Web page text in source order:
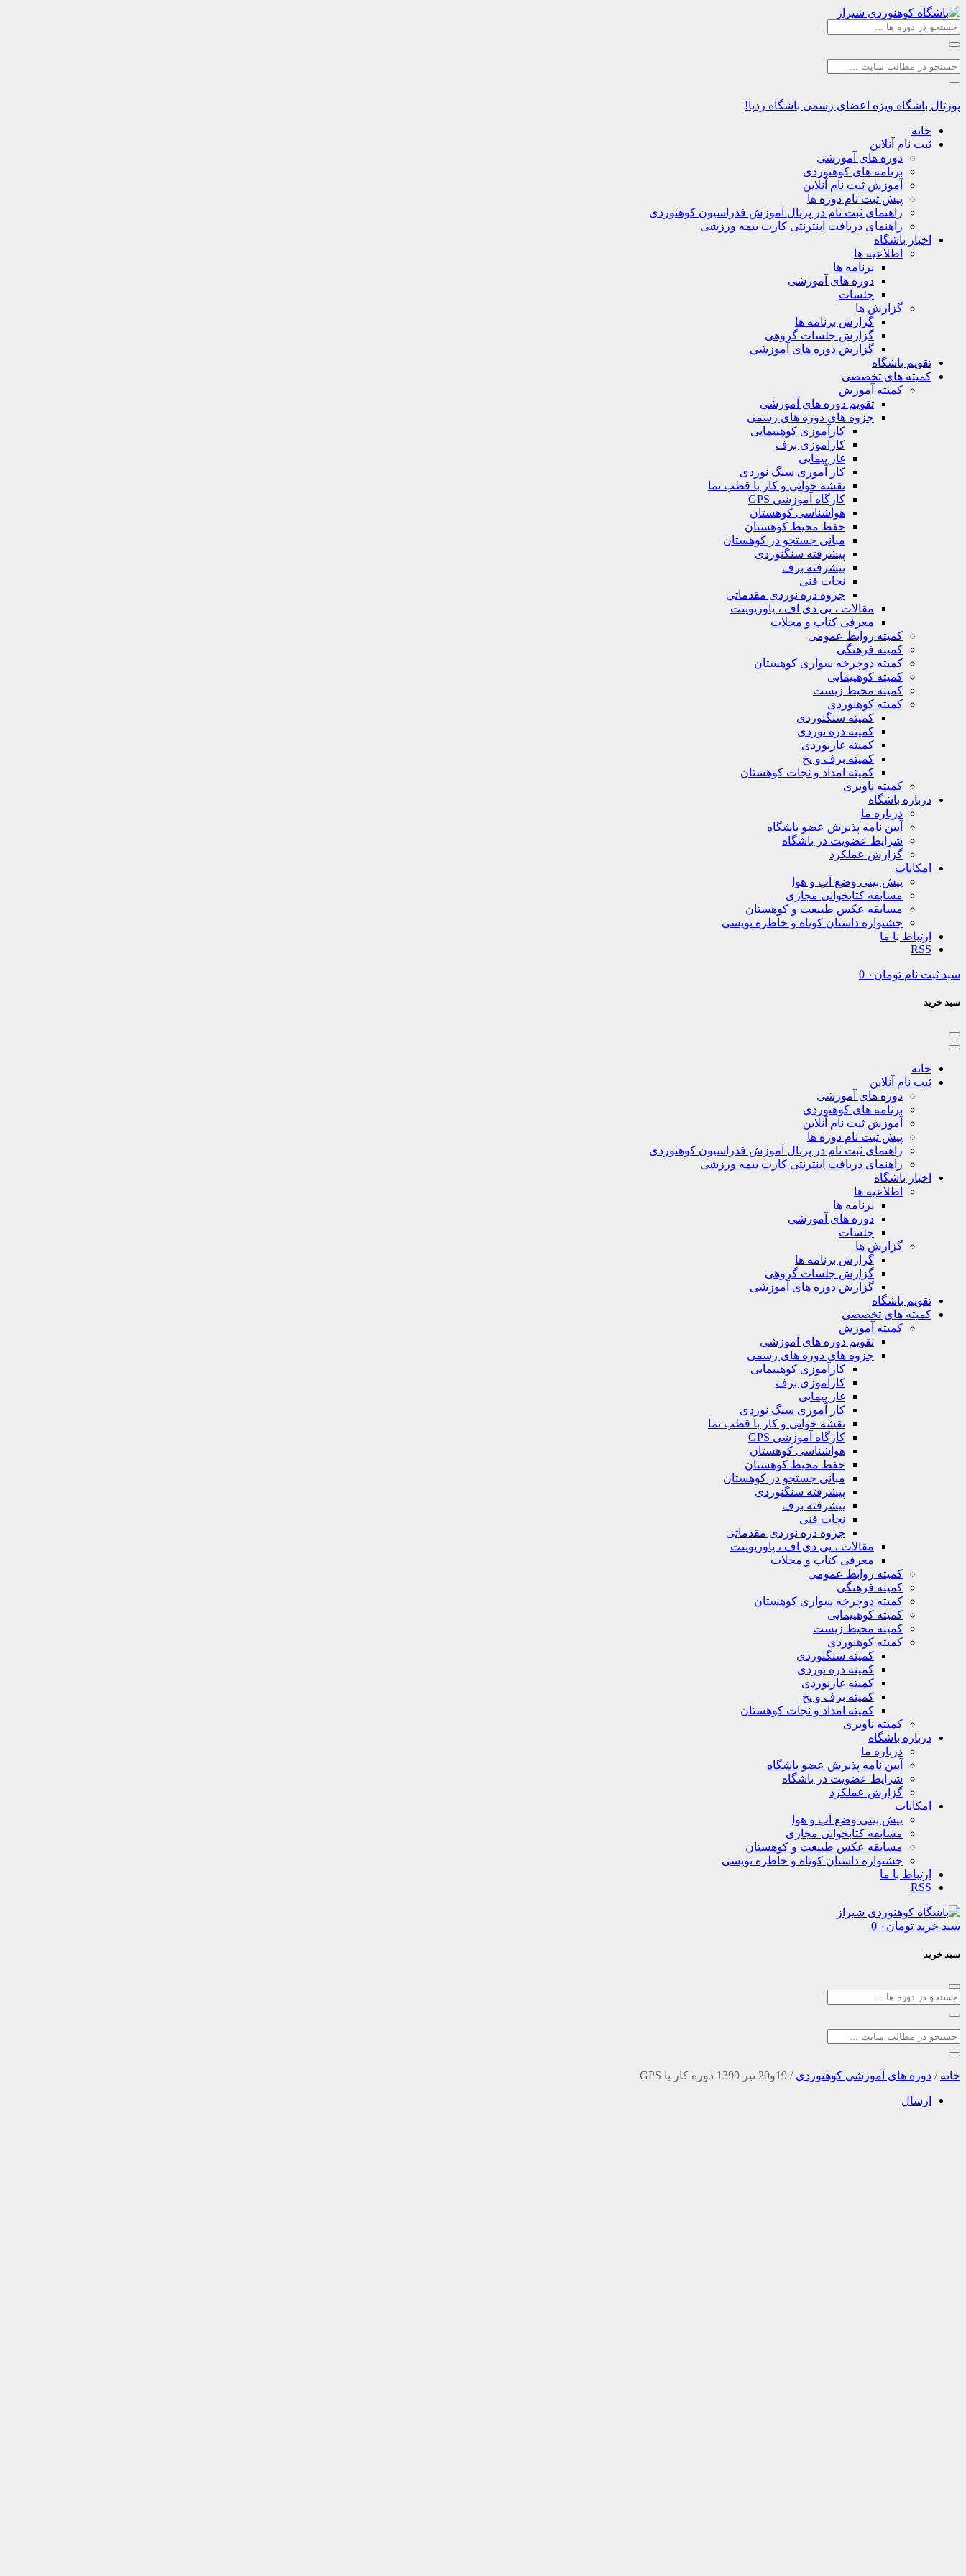
پورتال باشگاه ویژه اعضای رسمی باشگاه ردپا!
خانه
ثبت نام آنلاین
دوره های آموزشی
برنامه های کوهنوردی
آموزش ثبت نام آنلاین
پیش ثبت نام دوره ها
راهنمای ثبت نام در پرتال آموزش فدراسیون کوهنوردی
راهنمای دریافت اینترنتی کارت بیمه ورزشی
اخبار باشگاه
اطلاعیه ها
برنامه ها
دوره های آموزشی
جلسات
گزارش ها
گزارش برنامه ها
گزارش جلسات گروهی
گزارش دوره های آموزشی
تقویم باشگاه
کمیته های تخصصی
کمیته آموزش
تقویم دوره های آموزشی
جزوه های دوره های رسمی
کارآموزی کوهپیمایی
کارآموزی برف
غار پیمایی
کار آموزی سنگ نوردی
نقشه خوانی و کار با قطب نما
کارگاه آموزشی GPS
هواشناسی کوهستان
حفظ محیط کوهستان
مبانی جستجو در کوهستان
پیشرفته سنگنوردی
پیشرفته برف
نجات فنی
جزوه دره نوردی مقدماتی
مقالات ، پی دی اف ، پاورپوینت
معرفی کتاب و مجلات
کمیته روابط عمومی
کمیته فرهنگی
کمیته دوچرخه سواری کوهستان
کمیته کوهپیمایی
کمیته محیط زیست
کمیته کوهنوردی
کمیته سنگنوردی
کمیته دره نوردی
کمیته غارنوردی
کمیته برف و یخ
کمیته امداد و نجات کوهستان
کمیته ناوبری
درباره باشگاه
درباره ما
آیین نامه پذیرش عضو باشگاه
شرایط عضویت در باشگاه
گزارش عملکرد
امکانات
پیش بینی وضع آب و هوا
مسابقه کتابخوانی مجازی
مسابقه عکس طبیعت و کوهستان
جشنواره داستان کوتاه و خاطره نویسی
ارتباط با ما
RSS
سبد ثبت نام تومان ۰ 0
سبد خرید
خانه
ثبت نام آنلاین
دوره های آموزشی
برنامه های کوهنوردی
آموزش ثبت نام آنلاین
پیش ثبت نام دوره ها
راهنمای ثبت نام در پرتال آموزش فدراسیون کوهنوردی
راهنمای دریافت اینترنتی کارت بیمه ورزشی
اخبار باشگاه
اطلاعیه ها
برنامه ها
دوره های آموزشی
جلسات
گزارش ها
گزارش برنامه ها
گزارش جلسات گروهی
گزارش دوره های آموزشی
تقویم باشگاه
کمیته های تخصصی
کمیته آموزش
تقویم دوره های آموزشی
جزوه های دوره های رسمی
کارآموزی کوهپیمایی
کارآموزی برف
غار پیمایی
کار آموزی سنگ نوردی
نقشه خوانی و کار با قطب نما
کارگاه آموزشی GPS
هواشناسی کوهستان
حفظ محیط کوهستان
مبانی جستجو در کوهستان
پیشرفته سنگنوردی
پیشرفته برف
نجات فنی
جزوه دره نوردی مقدماتی
مقالات ، پی دی اف ، پاورپوینت
معرفی کتاب و مجلات
کمیته روابط عمومی
کمیته فرهنگی
کمیته دوچرخه سواری کوهستان
کمیته کوهپیمایی
کمیته محیط زیست
کمیته کوهنوردی
کمیته سنگنوردی
کمیته دره نوردی
کمیته غارنوردی
کمیته برف و یخ
کمیته امداد و نجات کوهستان
کمیته ناوبری
درباره باشگاه
درباره ما
آیین نامه پذیرش عضو باشگاه
شرایط عضویت در باشگاه
گزارش عملکرد
امکانات
پیش بینی وضع آب و هوا
مسابقه کتابخوانی مجازی
مسابقه عکس طبیعت و کوهستان
جشنواره داستان کوتاه و خاطره نویسی
ارتباط با ما
RSS
سبد خرید تومان ۰ 0
سبد خرید
خانه / دوره های آموزشی کوهنوردی / 19و20 تیر 1399 دوره کار با GPS
ارسال